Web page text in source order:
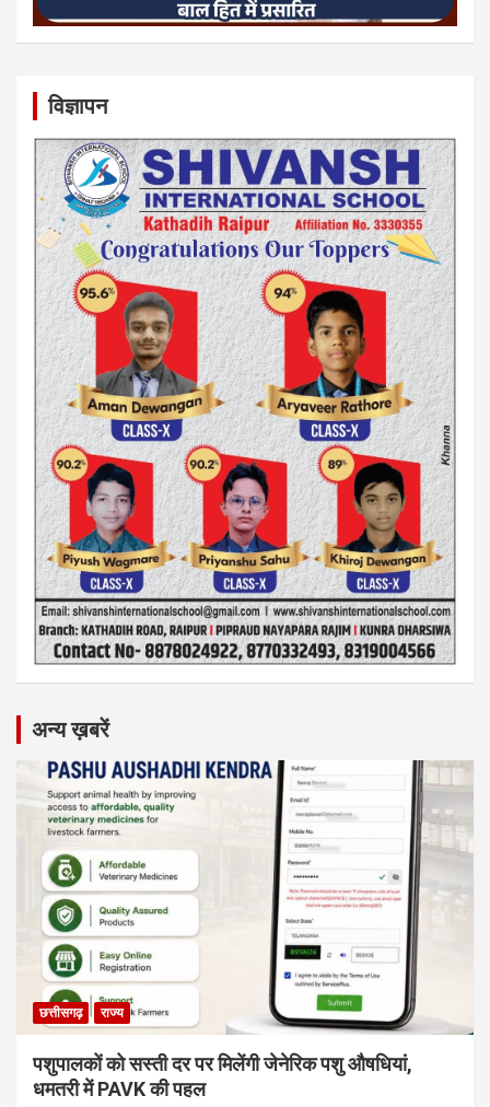
विज्ञापन
अन्य ख़बरें
छत्तीसगढ़ राज्य
पशुपालकों को सस्ती दर पर मिलेंगी जेनेरिक पशु औषधियां,
धमतरी में PAVK की पहल